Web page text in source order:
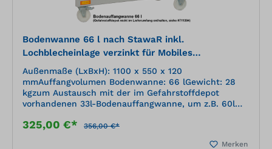
Bodenwanne 66 l nach StawaR inkl.
Lochblecheinlage verzinkt für Mobiles
Gefahrstoffdepot
Außenmaße (LxBxH): 1100 x 550 x 120
mmAuffangvolumen Bodenwanne: 66 lGewicht: 28
kgzum Austausch mit der im Gefahrstoffdepot
vorhandenen 33l-Bodenauffangwanne, um z.B. 60l
325,00 €* 356,00 €*
Merken